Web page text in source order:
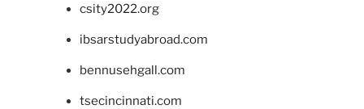
csity2022.org
ibsarstudyabroad.com
bennusehgall.com
tsecincinnati.com